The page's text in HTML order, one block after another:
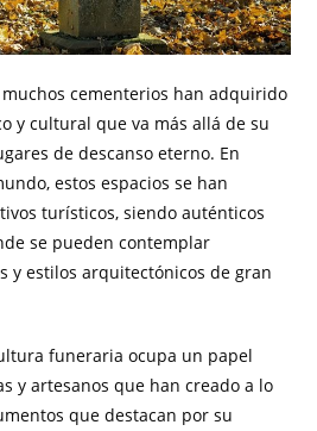
cementerios han adquirido
y cultural que va más allá de su
de descanso eterno. En
estos espacios se han
turísticos, siendo auténticos
se pueden contemplar
y estilos arquitectónicos de gran
funeraria ocupa un papel
y artesanos que han creado a lo
que destacan por su